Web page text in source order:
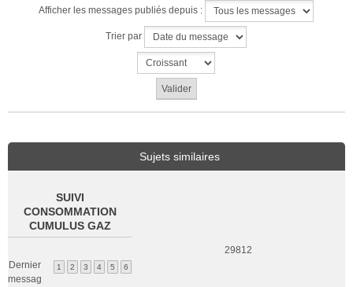
Afficher les messages publiés depuis :
Trier par
Sujets similaires
SUIVI
CONSOMMATION
CUMULUS GAZ
1 2 3 4 5 6
Dernier
messag
29812